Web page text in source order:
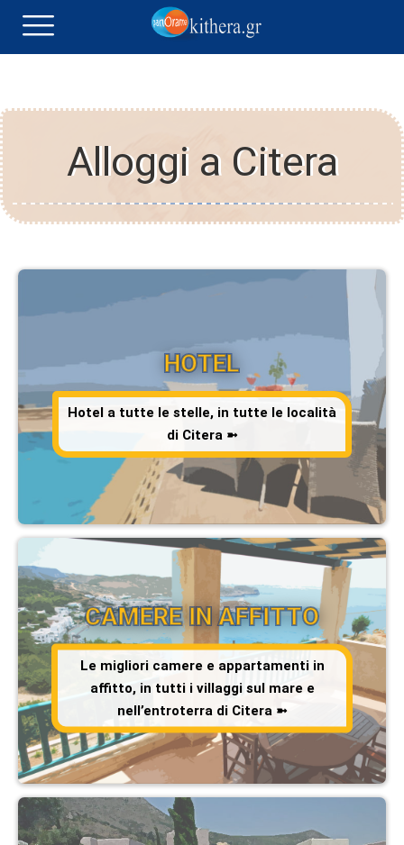
Alloggi a Citera
HOTEL
Hotel a tutte le stelle, in tutte le località
di Citera ➼
CAMERE IN AFFITTO
Le migliori camere e appartamenti in
affitto, in tutti i villaggi sul mare e
nell’entroterra di Citera ➼